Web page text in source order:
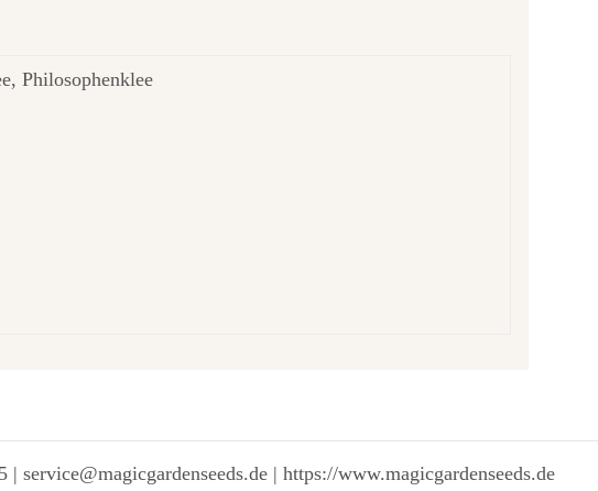
Philosophenklee
service@magicgardenseeds.de | https://www.magicgardenseeds.de